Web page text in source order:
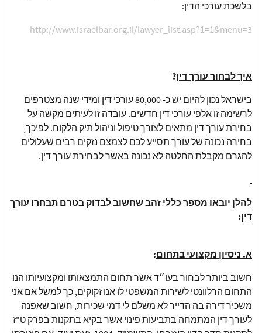
בלשכת עורכי הדין:
http://www.israelbar.org.il/lawyer_list.asp?1=1&menu=3
איך לבחור עורך דין?
בישראל נכון להיום יש כ- 80,000 עורכי דין ומידי שנה מצטרפים
לרשימה זו אלפי עורכי דין חדשים. עובדה זו לעיתים מקשה על
בחירת עורך דין מתאים לצורך טיפול וניהול תיק הלקוח. לפיכך,
בחירה נכונה של עורך תסייע לכם לצמצם נזקים רבים שעלולים
להגרם מקבלת החלטה לא נכונה באשר לבחירת עורך דין.
להלן יובאו מספר כללי זהב שחשוב לבדוק בטרם תבחרו עורך
דין:
א. ניסיון מקצועי בתחום:
חשוב ביותר לבחור בעו״ד אשר תחום התמצאותו ומקצועיותו הנו
התחום הרלוונטי לשירות המשפטי לו אנו זקוקים, כך למשל אם אני
משכיר דירה בה הדייר לא משלם לי דמי שכירות, חשוב שאפנה
לעורך דין המתמחה בתביעות פינוי אשר בקיא בתקנות בפרק ט"ז